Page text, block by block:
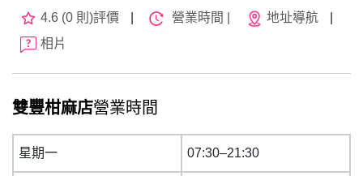
4.6 (0 則)評價 營業時間 | 地址導航
相片
雙豐柑麻店營業時間
星期一 07:30–21:30